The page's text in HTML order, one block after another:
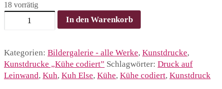
18 vorrätig
Kunstdruck
Menge
In den Warenkorb
Kategorien: Bildergalerie - alle Werke, Kunstdrucke,
Kunstdrucke „Kühe codiert” Schlagwörter: Druck auf
Leinwand, Kuh, Kuh Else, Kühe, Kühe codiert, Kunstdruck